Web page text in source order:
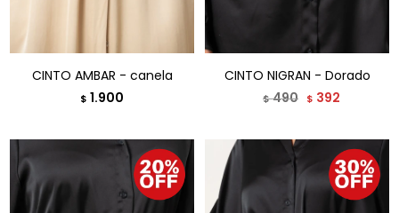
CINTO AMBAR - canela
$ 1.900
CINTO NIGRAN - Dorado
$490 $ 392